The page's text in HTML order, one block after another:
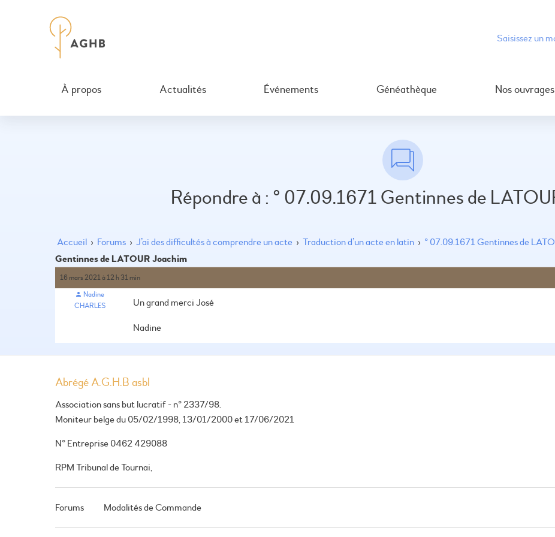
À propos Actualités Événements Généathèque Nos ouvrages
Répondre à : ° 07.09.1671 Gentinnes de
Accueil › Forums › J’ai des difficultés à comprendre un acte › Traduction d’un acte en latin › ° 07.09.1671 Gentinnes de
Gentinnes de LATOUR Joachim
16 mars 2021 à 12 h 31 min
Nadine
CHARLES
Un grand merci José
Nadine
Abrégé A.G.H.B asbl
Association sans but lucratif - n° 2337/98.
Moniteur belge du 05/02/1998, 13/01/2000 et 17/06/2021
N° Entreprise 0462 429088
RPM Tribunal de Tournai,
Forums Modalités de Commande